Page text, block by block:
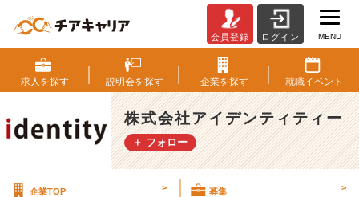
月
2
6
日
私
服
会員登録 ログイン MENU
求人を探す 説明会を探す 企業を探す 就職イベント
株式会社アイデンティティー
＋ フォロー
企業TOP > 募集 >